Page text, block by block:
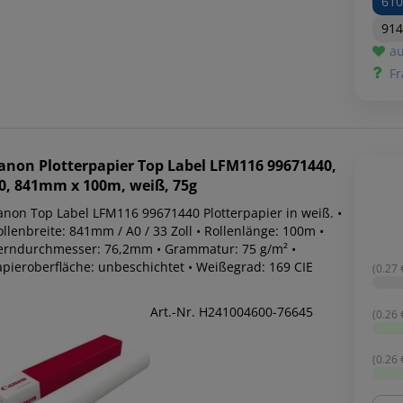
Plotterpapier Top Label LFM116 99671440,
841mm x 100m, weiß, 75g
Top Label LFM116 99671440 Plotterpapier in weiß. •
841mm / A0 / 33 Zoll • Rollenlänge: 100m •
76,2mm • Grammatur: 75 g/m² •
unbeschichtet • Weißegrad: 169 CIE
Art.-Nr. H241004600-76645
(0.27
(0.26
(0.26